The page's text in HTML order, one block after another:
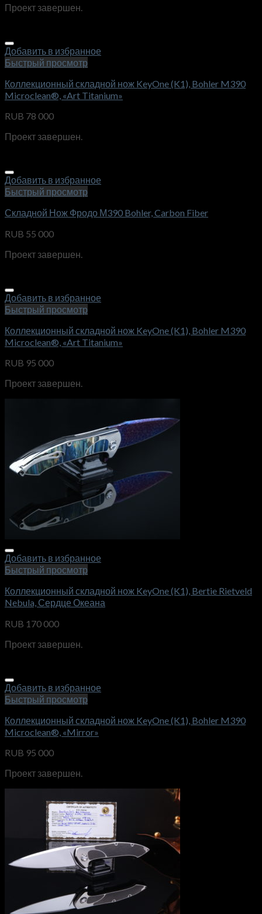
Проект завершен.
Добавить в избранное
Быстрый просмотр
Коллекционный складной нож KeyOne (K1), Bohler M390
Microclean®, «Art Titanium»
RUB 78 000
Проект завершен.
Добавить в избранное
Быстрый просмотр
Складной Нож Фродо М390 Bohler, Carbon Fiber
RUB 55 000
Проект завершен.
Добавить в избранное
Быстрый просмотр
Коллекционный складной нож KeyOne (K1), Bohler M390
Microclean®, «Art Titanium»
RUB 95 000
Проект завершен.
Добавить в избранное
Быстрый просмотр
Коллекционный складной нож KeyOne (K1), Bertie Rietveld
Nebula, Сердце Океана
RUB 170 000
Проект завершен.
Добавить в избранное
Быстрый просмотр
Коллекционный складной нож KeyOne (K1), Bohler M390
Microclean®, «Mirror»
RUB 95 000
Проект завершен.